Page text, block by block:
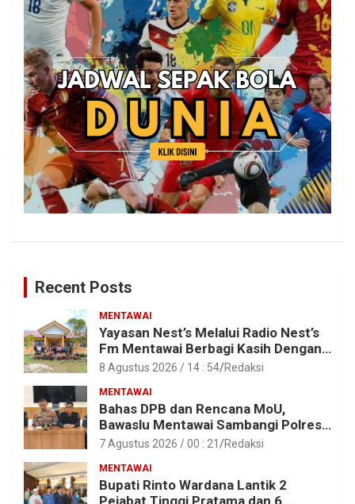
Recent Posts
MENTAWAI
Yayasan Nest’s Melalui Radio Nest’s
Fm Mentawai Berbagi Kasih Dengan
Anak – Anak Asrama SMAN 2 Sipora
8 Agustus 2026 / 14 : 54 Redaksi
MENTAWAI
Bahas DPB dan Rencana MoU,
Bawaslu Mentawai Sambangi Polres
Mentawai
7 Agustus 2026 / 00 : 21 Redaksi
MENTAWAI
Bupati Rinto Wardana Lantik 2